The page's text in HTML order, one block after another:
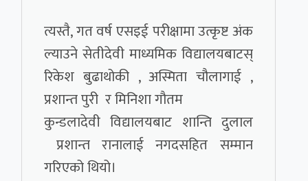
त्यस्तै, गत वर्ष एसइई परीक्षामा उत्कृष्ट अंक
ल्याउने सेतीदेवी माध्यमिक विद्यालयबाटस्
रिकेश बुढाथोकी , अस्मिता चौलागाई ,
प्रशान्त पुरी र मिनिशा गौतम
कुन्डलादेवी विद्यालयबाट शान्ति दुलाल
प्रशान्त रानालाई नगदसहित सम्मान
गरिएको थियो।